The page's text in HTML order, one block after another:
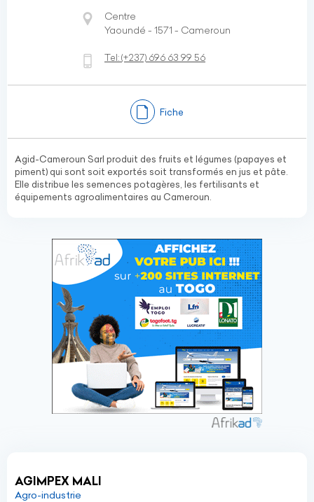
Centre
Yaoundé - 1571 - Cameroun
Tel:(+237) 696 63 99 56
Fiche
Agid-Cameroun Sarl produit des fruits et légumes (papayes et
piment) qui sont soit exportés soit transformés en jus et pâte.
Elle distribue les semences potagères, les fertilisants et
équipements agroalimentaires au Cameroun.
AGIMPEX MALI
Agro-industrie